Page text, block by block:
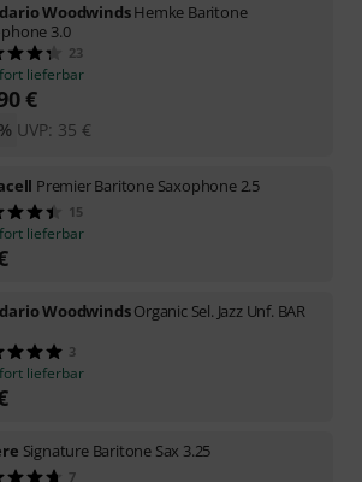
WoodwindsHemke Baritone
3.0
23
lieferbar
€
UVP: 35 €
Premier Baritone Saxophone 2.5
15
lieferbar
WoodwindsOrganic Sel. Jazz Unf. BAR
3
lieferbar
Signature Baritone Sax 3.25
7